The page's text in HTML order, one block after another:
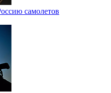
самолетов